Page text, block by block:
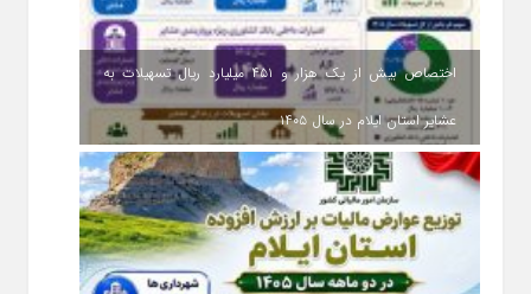
اختصاص بیش از یک هزار و ۴۵۱ میلیارد ریال تسهیلات به
عشایر استان ایلام در سال ۱۴۰۵